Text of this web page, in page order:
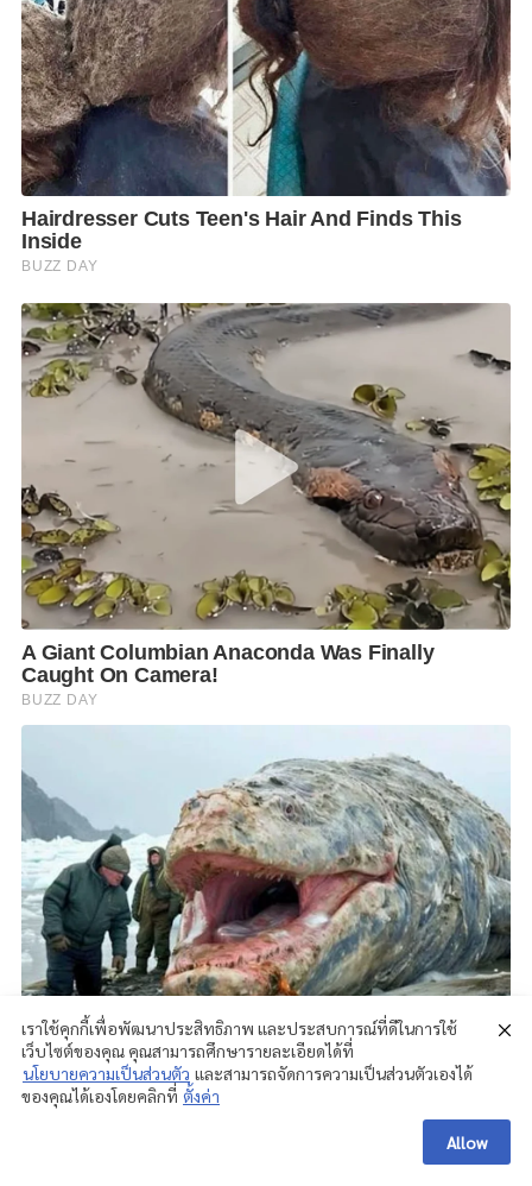
เราใช้คุกกี้เพื่อพัฒนาประสิทธิภาพ และประสบการณ์ที่ดีในการใช้
เว็บไซต์ของคุณ คุณสามารถศึกษารายละเอียดได้ที่
นโยบายความเป็นส่วนตัว และสามารถจัดการความเป็นส่วนตัวเองได้
ของคุณได้เองโดยคลิกที่ ตั้งค่า
Allow